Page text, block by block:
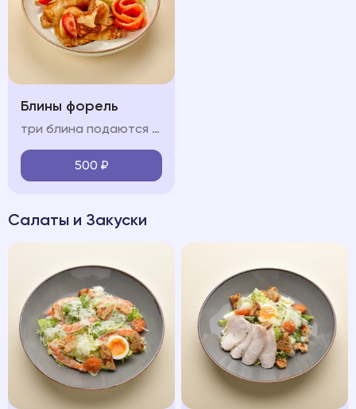
Блины форель
три блина подаются с форелью, огурцом и крем-фрешем
500 ₽
Салаты и Закуски